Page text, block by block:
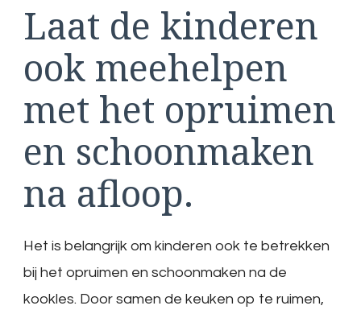
Laat de kinderen
ook meehelpen
met het opruimen
en schoonmaken
na afloop.
Het is belangrijk om kinderen ook te betrekken
bij het opruimen en schoonmaken na de
kookles. Door samen de keuken op te ruimen,